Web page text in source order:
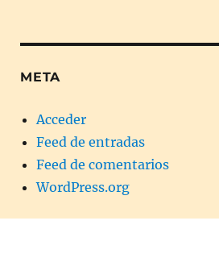
META
Acceder
Feed de entradas
Feed de comentarios
WordPress.org